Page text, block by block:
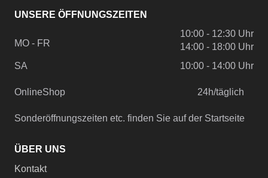
UNSERE ÖFFNUNGSZEITEN
MO - FR
10:00 - 12:30 Uhr
14:00 - 18:00 Uhr
SA
10:00 - 14:00 Uhr
OnlineShop 24h/täglich
Sonderöffnungszeiten etc. finden Sie auf der Startseite
ÜBER UNS
Kontakt